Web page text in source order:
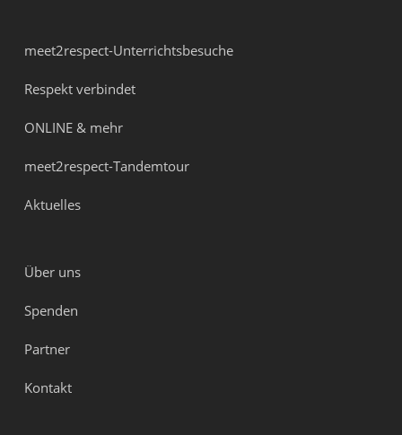
meet2respect-Unterrichtsbesuche
Respekt verbindet
ONLINE & mehr
meet2respect-Tandemtour
Aktuelles
Über uns
Spenden
Partner
Kontakt